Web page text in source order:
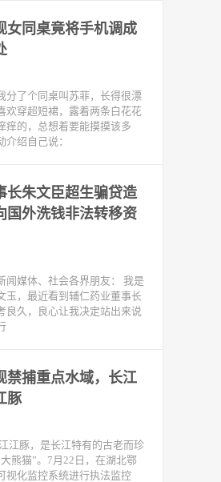
女同桌竟将手机调成
分了个同桌叫苏菲，长得很漂
欢穿超短裙，露着两条白花花
痒的，总想着要能摸摸该多
绍自己说：
长朱文臣超生骗贷造
国外洗钱非法转移资
媒体、社会各界朋友： 我是
玉，最近看到辅仁药业董事长
良久，良心让我决定站出来说
禁捕重点水域，长江
豚
江豚，是长江特有的古老而珍
熊猫”。7月22日，在湖北鄂
视化监控系统进行执法监控